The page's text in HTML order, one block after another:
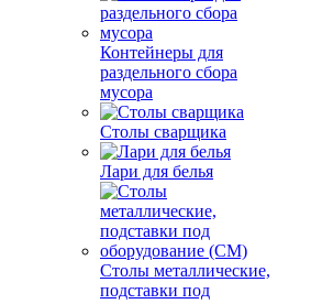
Контейнеры для
раздельного сбора
мусора
Столы сварщика
Лари для белья
Столы металлические,
подставки под